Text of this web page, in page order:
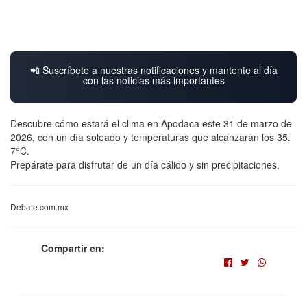
📲 Suscríbete a nuestras notificaciones y mantente al día
con las noticias más importantes
Descubre cómo estará el clima en Apodaca este 31 de marzo de
2026, con un día soleado y temperaturas que alcanzarán los 35.
7°C.
Prepárate para disfrutar de un día cálido y sin precipitaciones.
Debate.com.mx
Compartir en: